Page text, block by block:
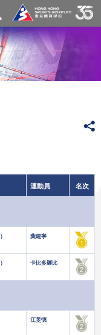
關
搜
尋
運動員 名次
葉建寧
卡比多羅比
江旻憓